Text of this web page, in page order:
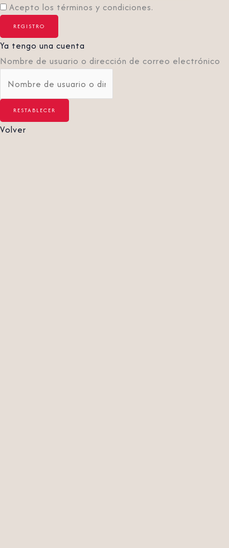
Acepto los términos y condiciones.
Ya tengo una cuenta
Nombre de usuario o dirección de correo electrónico
Volver